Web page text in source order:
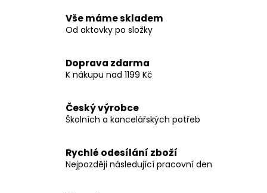
Vše máme skladem
Od aktovky po složky
Doprava zdarma
K nákupu nad 1199 Kč
Český výrobce
Školních a kancelářských potřeb
Rychlé odesílání zboží
Nejpozději následující pracovní den